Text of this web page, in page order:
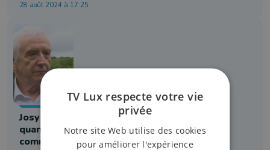
28 août 2024 à 17:25
Communales 2024
Josy Arens maintient le suspense
quant à sa candidature aux
communales
TV Lux respecte votre vie
privée
Notre site Web utilise des cookies
pour améliorer l'expérience